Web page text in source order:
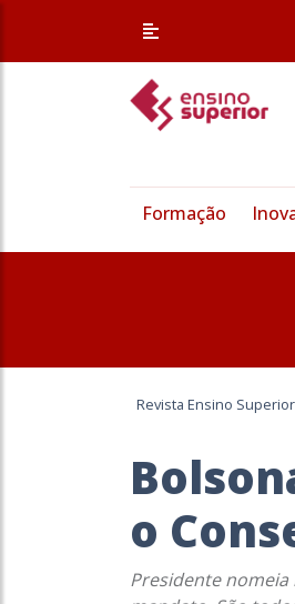
Formação
Revista Ensino Superior
o
Presidente nomeia